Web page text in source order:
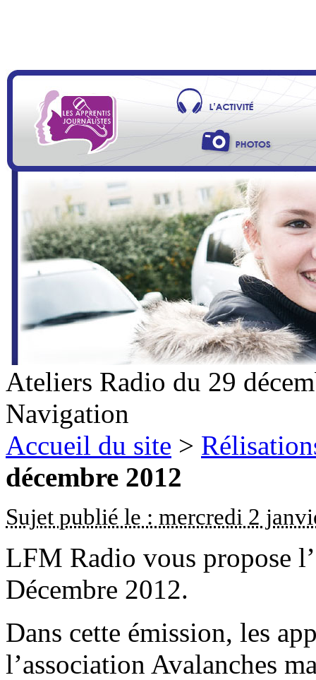
Ateliers Radio du 29
Navigation
Accueil du site >
décembre 2012
Sujet publié le : mercredi 2
LFM Radio vous propose
Décembre 2012.
Dans cette émission, les
l’association Avalanches